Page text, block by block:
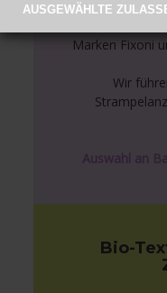
Marken Fixoni
Wir
Auswahl an
Bio-